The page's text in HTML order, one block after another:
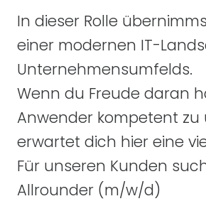
In dieser Rolle
einer modernen IT-
Unternehmensumfelds.
Wenn du Freude daran
Anwender kompetent
erwartet dich hier eine
Für unseren Kunden
Allrounder (m/w/d)